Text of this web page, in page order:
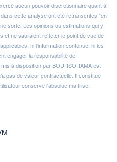
aucun pouvoir discrétionnaire quant à
cette analyse ont été retranscrites "en
sorte. Les opinions ou estimations qui y
et ne sauraient refléter le point de vue de
ni l'information contenue, ni les
engager la responsabilité de
à disposition par BOURSORAMA est
pas de valeur contractuelle. Il constitue
conserve l'absolue maîtrise.